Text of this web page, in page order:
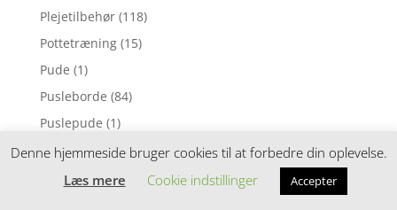
Plejetilbehør (118)
Pottetræning (15)
Pude (1)
Pusleborde (84)
Puslepude (1)
Puslepuder (169)
Puslesæt (88)
Denne hjemmeside bruger cookies til at forbedre din oplevelse.
Læs mere
Cookie indstillinger Accepter